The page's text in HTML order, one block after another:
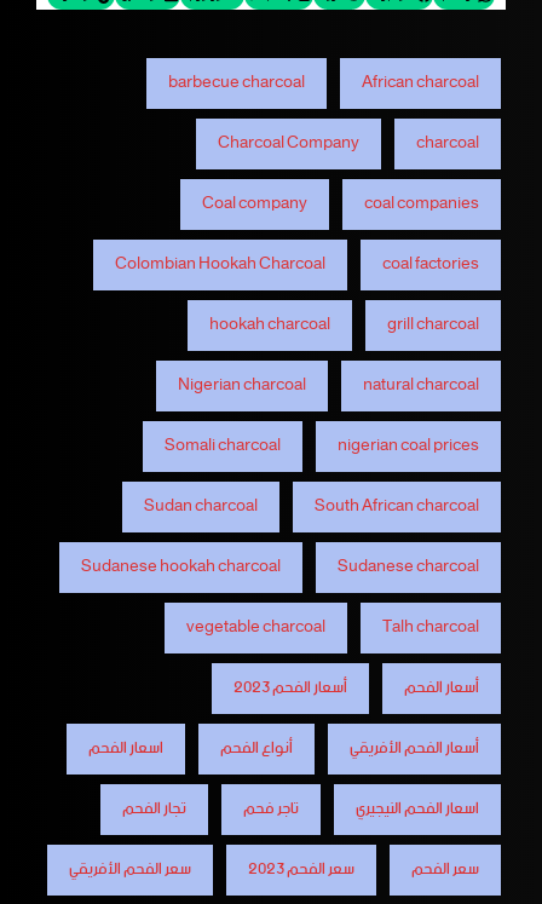
African charcoal
barbecue charcoal
charcoal
Charcoal Company
coal companies
Coal company
coal factories
Colombian Hookah Charcoal
grill charcoal
hookah charcoal
natural charcoal
Nigerian charcoal
nigerian coal prices
Somali charcoal
South African charcoal
Sudan charcoal
Sudanese charcoal
Sudanese hookah charcoal
Talh charcoal
vegetable charcoal
أسعار الفحم
أسعار الفحم 2023
أسعار الفحم الأفريقي
أنواع الفحم
اسعار الفحم
اسعار الفحم النيجيري
تاجر فحم
تجار الفحم
سعر الفحم
سعر الفحم 2023
سعر الفحم الأفريقي